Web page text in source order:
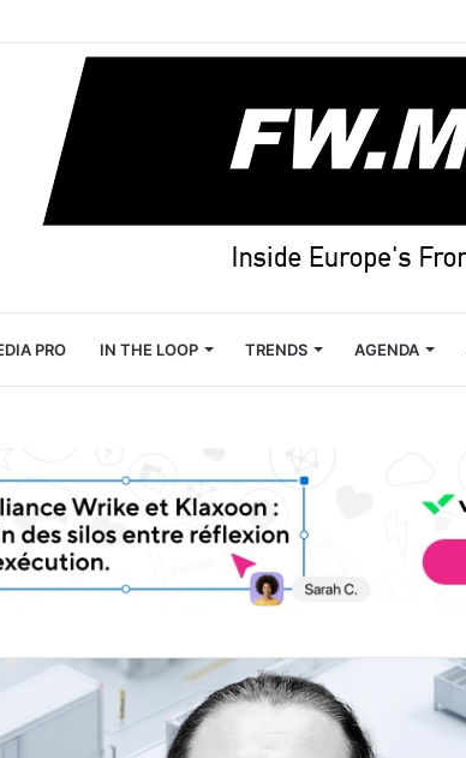
PRO IN THE LOOP TRENDS AGENDA